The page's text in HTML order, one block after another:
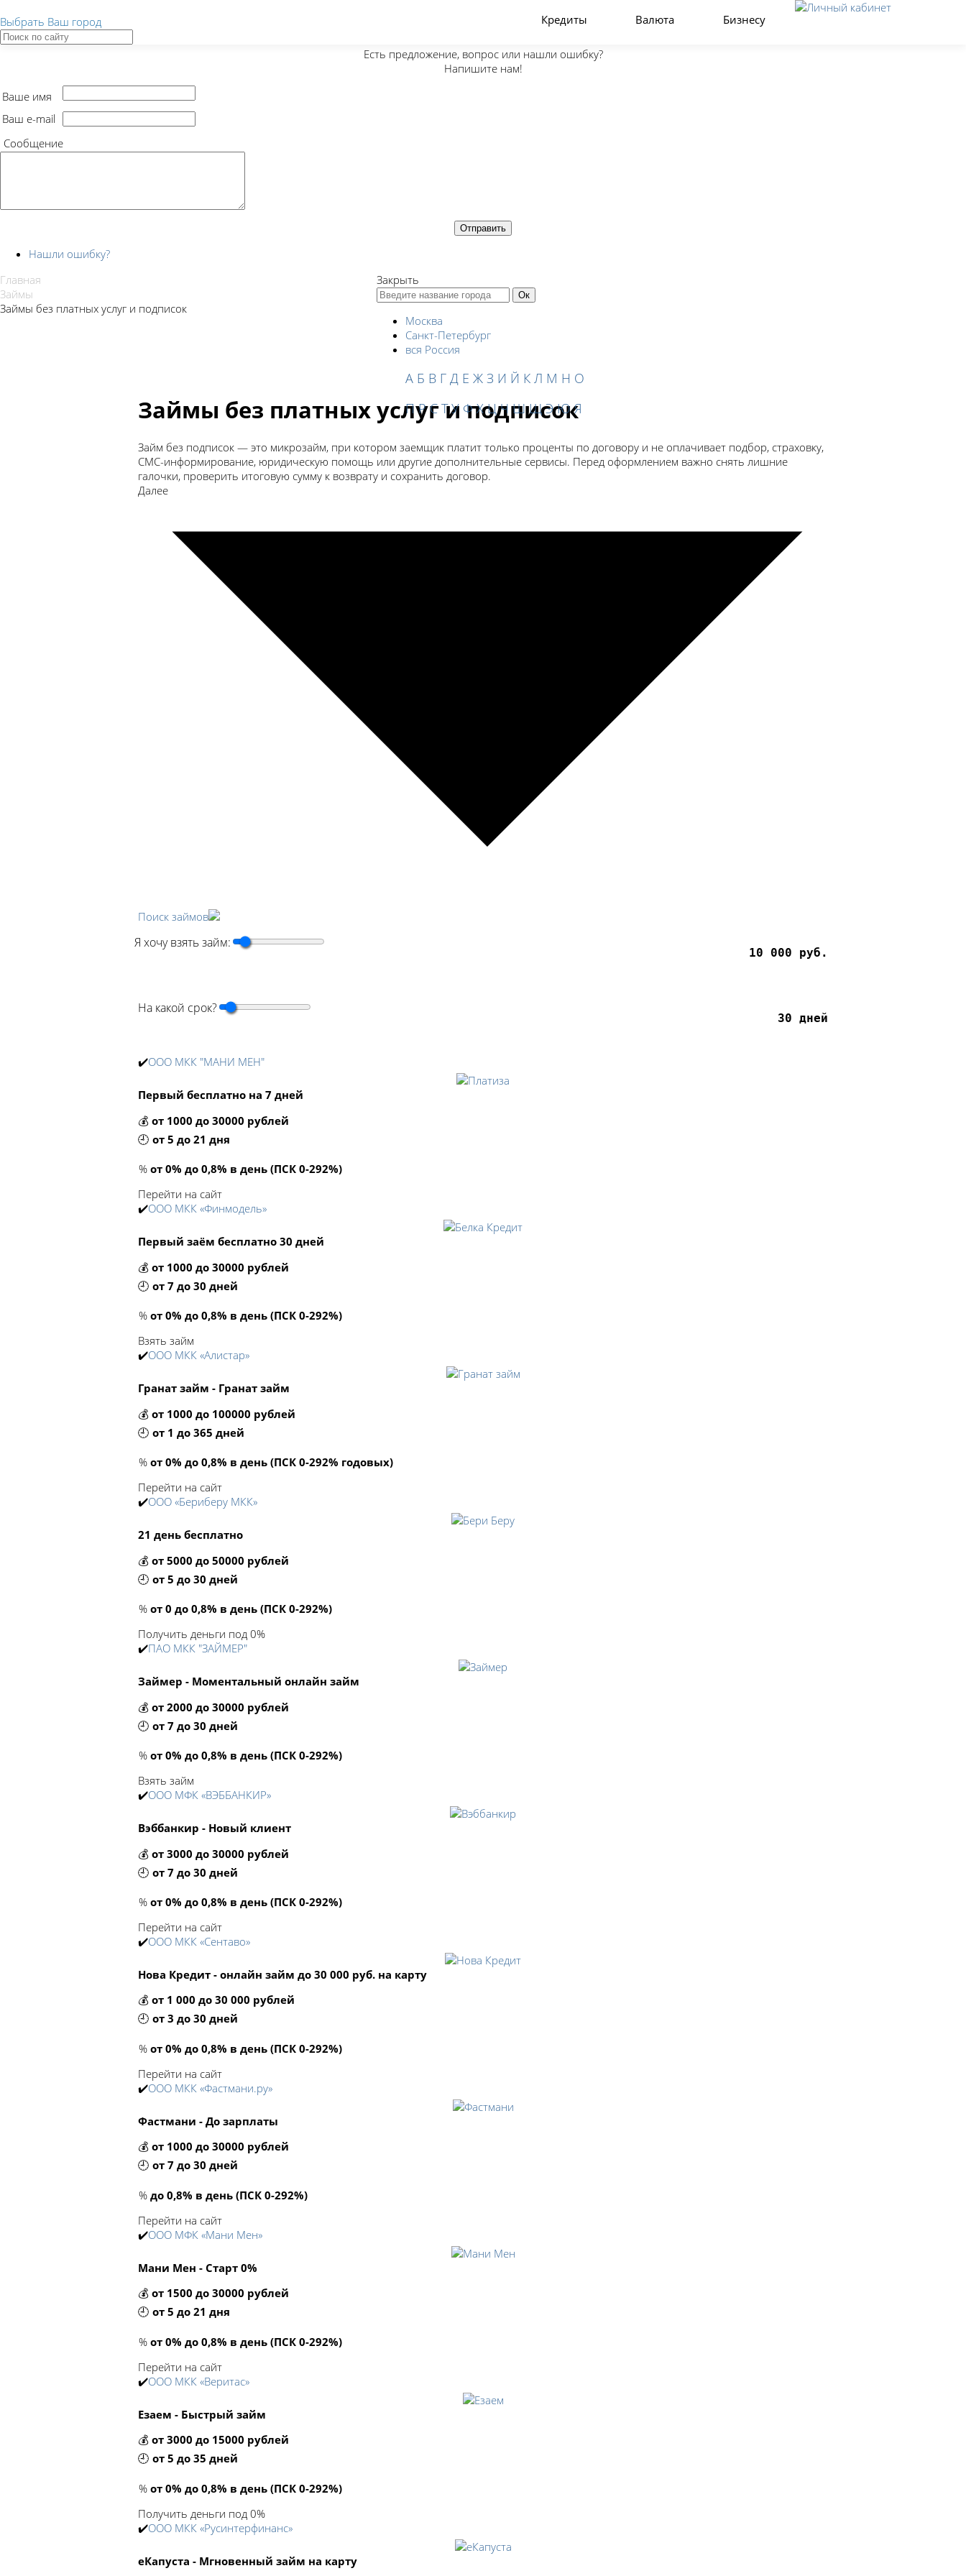
Есть предложение, вопрос или нашли ошибку?
Напишите нам!
Ваше имя
Ваш e-mail
Сообщение
Нашли ошибку?
Выбрать Ваш город Кредиты Валюта Бизнесу
Закрыть
Москва
Санкт-Петербург
вся Россия
А Б В Г Д Е Ж З И Й К Л М Н О
П Р С Т У Ф Х Ц Ч Ш Щ Э Ю Я
Главная
Займы
Займы без платных услуг и подписок
Займы без платных услуг и подписок
Займ без подписок — это микрозайм, при котором заемщик платит только проценты по договору и не оплачивает подбор, страховку,
СМС-информирование, юридическую помощь или другие дополнительные сервисы. Перед оформлением важно снять лишние
галочки, проверить итоговую сумму к возврату и сохранить договор.
Далее
Поиск займов
Я хочу взять займ:
10 000 руб.
На какой срок?
30 дней
✔️ООО МКК "МАНИ МЕН"
Первый бесплатно на 7 дней
💰 от 1000 до 30000 рублей
🕘 от 5 до 21 дня
% от 0% до 0,8% в день (ПСК 0-292%)
Перейти на сайт
✔️ООО МКК «Финмодель»
Первый заём бесплатно 30 дней
💰 от 1000 до 30000 рублей
🕘 от 7 до 30 дней
% от 0% до 0,8% в день (ПСК 0-292%)
Взять займ
✔️ООО МКК «Алистар»
Гранат займ - Гранат займ
💰 от 1000 до 100000 рублей
🕘 от 1 до 365 дней
% от 0% до 0,8% в день (ПСК 0-292% годовых)
Перейти на сайт
✔️ООО «Бериберу МКК»
21 день бесплатно
💰 от 5000 до 50000 рублей
🕘 от 5 до 30 дней
% от 0 до 0,8% в день (ПСК 0-292%)
Получить деньги под 0%
✔️ПАО МКК "ЗАЙМЕР"
Займер - Моментальный онлайн займ
💰 от 2000 до 30000 рублей
🕘 от 7 до 30 дней
% от 0% до 0,8% в день (ПСК 0-292%)
Взять займ
✔️ООО МФК «ВЭББАНКИР»
Вэббанкир - Новый клиент
💰 от 3000 до 30000 рублей
🕘 от 7 до 30 дней
% от 0% до 0,8% в день (ПСК 0-292%)
Перейти на сайт
✔️ООО МКК «Сентаво»
Нова Кредит - онлайн займ до 30 000 руб. на карту
💰 от 1 000 до 30 000 рублей
🕘 от 3 до 30 дней
% от 0% до 0,8% в день (ПСК 0-292%)
Перейти на сайт
✔️ООО МКК «Фастмани.ру»
Фастмани - До зарплаты
💰 от 1000 до 30000 рублей
🕘 от 7 до 30 дней
% до 0,8% в день (ПСК 0-292%)
Перейти на сайт
✔️ООО МФК «Мани Мен»
Мани Мен - Старт 0%
💰 от 1500 до 30000 рублей
🕘 от 5 до 21 дня
% от 0% до 0,8% в день (ПСК 0-292%)
Перейти на сайт
✔️ООО МКК «Веритас»
Езаем - Быстрый займ
💰 от 3000 до 15000 рублей
🕘 от 5 до 35 дней
% от 0% до 0,8% в день (ПСК 0-292%)
Получить деньги под 0%
✔️ООО МКК «Русинтерфинанс»
еКапуста - Мгновенный займ на карту